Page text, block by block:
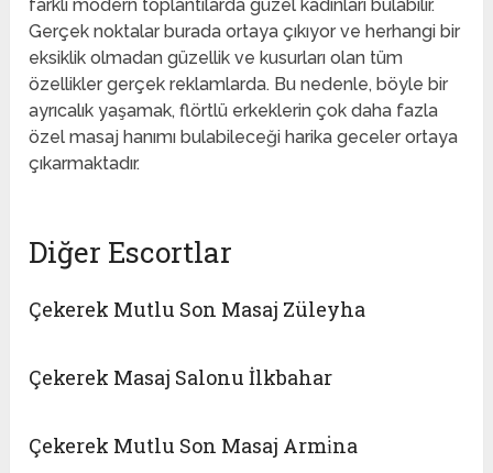
farklı modern toplantılarda güzel kadınları bulabilir.
Gerçek noktalar burada ortaya çıkıyor ve herhangi bir
eksiklik olmadan güzellik ve kusurları olan tüm
özellikler gerçek reklamlarda. Bu nedenle, böyle bir
ayrıcalık yaşamak, flörtlü erkeklerin çok daha fazla
özel masaj hanımı bulabileceği harika geceler ortaya
çıkarmaktadır.
Diğer Escortlar
Çekerek Mutlu Son Masaj Züleyha
Çekerek Masaj Salonu İlkbahar
Çekerek Mutlu Son Masaj Armi̇na